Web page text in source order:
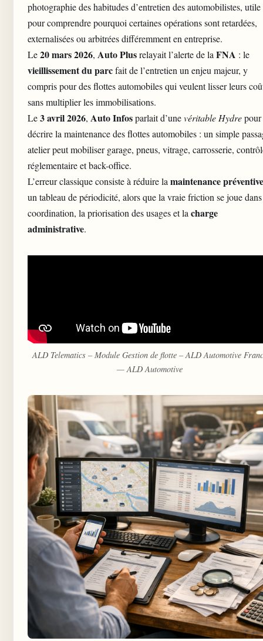
photographie des habitudes d’entretien des automobilistes, utile
pour comprendre pourquoi certaines opérations sont retardées,
externalisées ou arbitrées différemment en entreprise.
Le20 mars 2026, Auto Plusrelayait l’alerte de laFNA : le
vieillissement du parcfait de l’entretien un enjeu majeur, y
compris pour des flottes automobiles qui veulent lisser leurs
sans multiplier les immobilisations.
Le3 avril 2026, Auto Infosparlait d’unevéritable Hydrepour
décrire la maintenance des flottes automobiles : un simple
atelier peut mobiliser garage, pneus, vitrage, carrosserie,
réglementaire et back-office.
L’erreur classique consiste à réduire lamaintenance préventive
un tableau de périodicité, alors que la vraie friction se joue
coordination, la priorisation des usages et lacharge
administrative.
ALD Telematics – Module Gestion de flotte– ALD Automotive
— ALD Automotive